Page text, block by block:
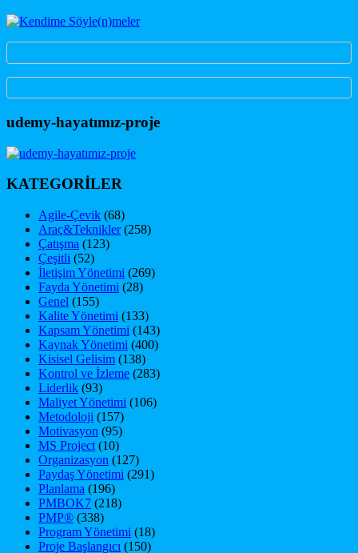
udemy-hayatımız-proje
KATEGORİLER
Agile-Çevik (68)
Araç&Teknikler(258)
Çatışma (123)
Çeşitli (52)
İletişim Yönetimi (269)
Fayda Yönetimi (28)
Genel (155)
Kalite Yönetimi (133)
Kapsam Yönetimi (143)
Kaynak Yönetimi (400)
Kisisel Gelisim (138)
Kontrol ve İzleme (283)
Liderlik (93)
Maliyet Yönetimi (106)
Metodoloji (157)
Motivasyon (95)
MS Project (10)
Organizasyon (127)
Paydaş Yönetimi (291)
Planlama (196)
PMBOK7 (218)
PMP® (338)
Program Yönetimi (18)
Proje Başlangıcı (150)